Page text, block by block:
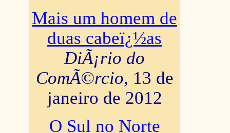
Mais um homem de
duas cabeï¿½as
DiÃ¡rio do
ComÃ©rcio, 13 de
janeiro de 2012
O Sul no Norte